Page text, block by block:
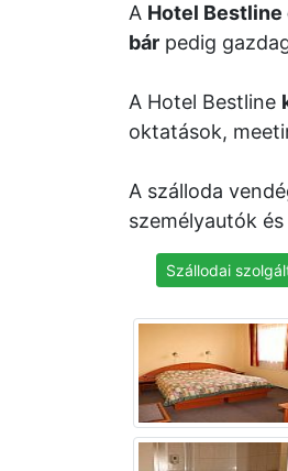
A Hotel
bár pedig
A Hotel Bestline
oktatások,
A szálloda
személyautók
Szállodai